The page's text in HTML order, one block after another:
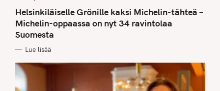
T
E
G
O
R
I
S
Helsinkiläiselle Grönille kaksi Michelin-tähteä –
Michelin-oppaassa on nyt 34 ravintolaa
Suomesta
Lue lisää